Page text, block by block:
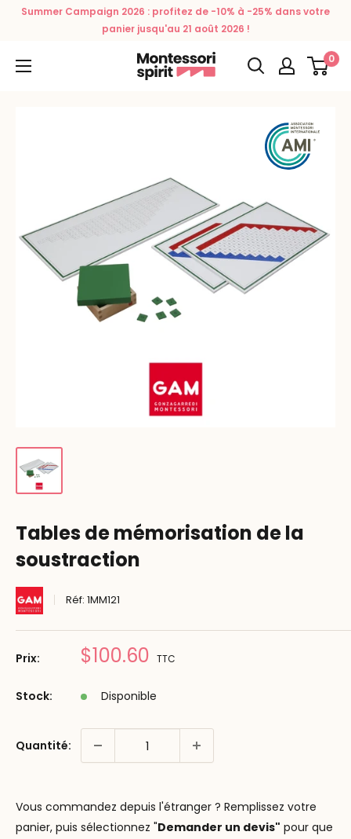
PasserSummer Campaign 2026 : profitez de -10% à -25% dans votre
panier jusqu'au 21 août 2026 !
Montessori
Spirit
0
Tables de mémorisation de la
soustraction
Réf: 1MM121
Prix: Prix
$100.60 TTC
Stock: Disponible
Quantité:
Vous commandez depuis l'étranger ? Remplissez votre
panier, puis sélectionnez "Demander un devis" pour que